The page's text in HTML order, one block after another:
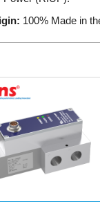
100% Made in